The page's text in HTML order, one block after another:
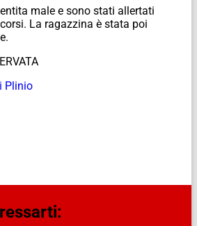
male e sono stati allertati
La ragazzina è stata poi
Plinio